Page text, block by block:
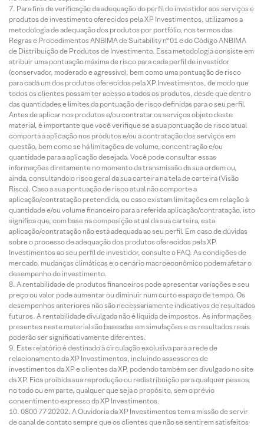
Para fins de verificação da adequação do perfil do investidor aos serviços e
produtos de investimento oferecidos pela XP Investimentos, utilizamos a
metodologia de adequação dos produtos por portfólio, nos termos das
Regras e Procedimentos ANBIMA de Suitability nº 01 e do Código ANBIMA
de Distribuição de Produtos de Investimento. Essa metodologia consiste em
atribuir uma pontuação máxima de risco para cada perfil de investidor
(conservador, moderado e agressivo), bem como uma pontuação de risco
para cada um dos produtos oferecidos pela XP Investimentos, de modo que
todos os clientes possam ter acesso a todos os produtos, desde que dentro
das quantidades e limites da pontuação de risco definidas para o seu perfil.
Antes de aplicar nos produtos e/ou contratar os serviços objeto deste
material, é importante que você verifique se a sua pontuação de risco atual
comporta a aplicação nos produtos e/ou a contratação dos serviços em
questão, bem como se há limitações de volume, concentração e/ou
quantidade para a aplicação desejada. Você pode consultar essas
informações diretamente no momento da transmissão da sua ordem ou,
ainda, consultando o risco geral da sua carteira na tela de carteira (Visão
Risco). Caso a sua pontuação de risco atual não comporte a
aplicação/contratação pretendida, ou caso existam limitações em relação à
quantidade e/ou volume financeiro para a referida aplicação/contratação, isto
significa que, com base na composição atual da sua carteira, esta
aplicação/contratação não está adequada ao seu perfil. Em caso de dúvidas
sobre o processo de adequação dos produtos oferecidos pela XP
Investimentos ao seu perfil de investidor, consulte o FAQ. As condições de
mercado, mudanças climáticas e o cenário macroeconômico podem afetar o
desempenho do investimento.
A rentabilidade de produtos financeiros pode apresentar variações e seu
preço ou valor pode aumentar ou diminuir num curto espaço de tempo. Os
desempenhos anteriores não são necessariamente indicativos de resultados
futuros. A rentabilidade divulgada não é líquida de impostos. As informações
presentes neste material são baseadas em simulações e os resultados reais
poderão ser significativamente diferentes.
Este relatório é destinado à circulação exclusiva para a rede de
relacionamento da XP Investimentos, incluindo assessores de
investimentos da XP e clientes da XP, podendo também ser divulgado no site
da XP. Fica proibida sua reprodução ou redistribuição para qualquer pessoa,
no todo ou em parte, qualquer que seja o propósito, sem o prévio
consentimento expresso da XP Investimentos.
0800 77 20202. A Ouvidoria da XP Investimentos tem a missão de servir
de canal de contato sempre que os clientes que não se sentirem satisfeitos